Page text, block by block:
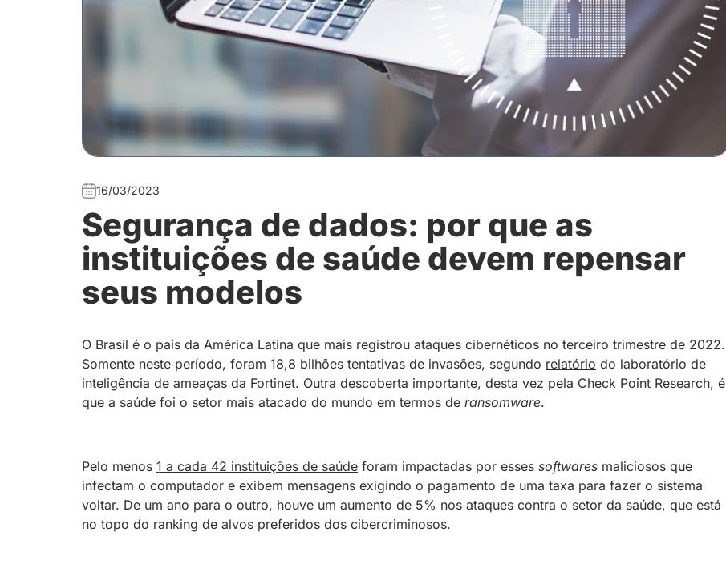
16/03/2023
Segurança de dados: por que as
instituições de saúde devem repensar
seus modelos
O Brasil é o país da América Latina que mais registrou ataques cibernéticos no terceiro trimestre de 2022.
Somente neste período, foram 18,8 bilhões tentativas de invasões, segundo relatório do laboratório de
inteligência de ameaças da Fortinet. Outra descoberta importante, desta vez pela Check Point Research, é
que a saúde foi o setor mais atacado do mundo em termos de ransomware.
Pelo menos 1 a cada 42 instituições de saúde foram impactadas por esses softwares maliciosos que
infectam o computador e exibem mensagens exigindo o pagamento de uma taxa para fazer o sistema
voltar. De um ano para o outro, houve um aumento de 5% nos ataques contra o setor da saúde, que está
no topo do ranking de alvos preferidos dos cibercriminosos.